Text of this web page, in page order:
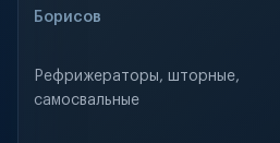
Борисов
Рефрижераторы, шторные,
самосвальные